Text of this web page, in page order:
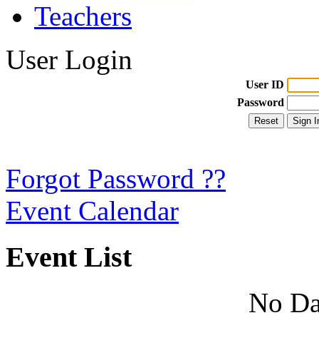
Teachers
User Login
User ID
Password
Forgot Password ??
Event Calendar
Event List
No